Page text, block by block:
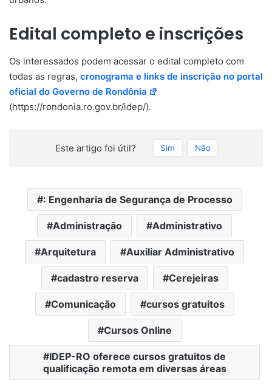
Edital completo e inscrições
Os interessados podem acessar o edital completo com
todas as regras, cronograma e links de inscrição no portal
oficial do Governo de Rondônia
(https://rondonia.ro.gov.br/idep/).
Este artigo foi útil? Sim Não
: Engenharia de Segurança de Processo
Administração Administrativo
Arquitetura Auxiliar Administrativo
cadastro reserva Cerejeiras
Comunicação cursos gratuitos
Cursos Online
IDEP-RO oferece cursos gratuitos de
qualificação remota em diversas áreas